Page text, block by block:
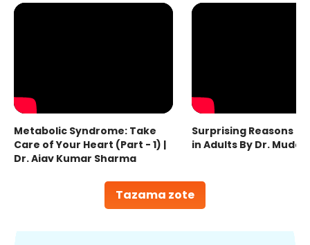
Tazama zote
Metabolic Syndrome: Take
Care of Your Heart (Part - 1) |
Dr. Ajay Kumar Sharma
Surprising Reasons
in Adults By Dr.